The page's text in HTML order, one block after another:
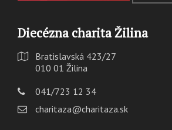
Diecézna charita Žilina
Bratislavská 423/27
010 01 Žilina
041/723 12 34
charitaza@charitaza.sk